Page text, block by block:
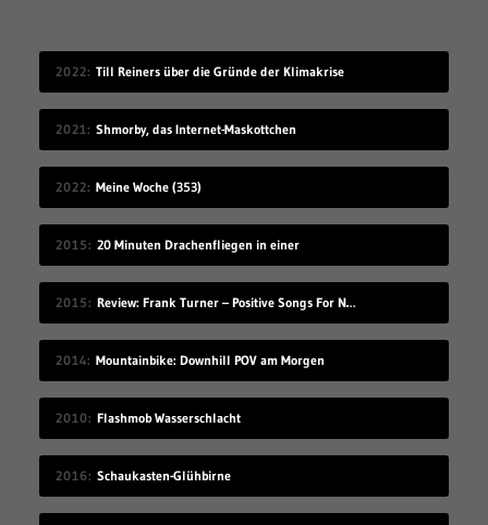
2022 Till Reiners über die Gründe der Klimakrise
2021 Shmorby, das Internet-Maskottchen
2022 Meine Woche (353)
2015 20 Minuten Drachenfliegen in einer
2015 Review: Frank Turner – Positive Songs For Negative People
2014 Mountainbike: Downhill POV am Morgen
2010 Flashmob Wasserschlacht
2016 Schaukasten-Glühbirne